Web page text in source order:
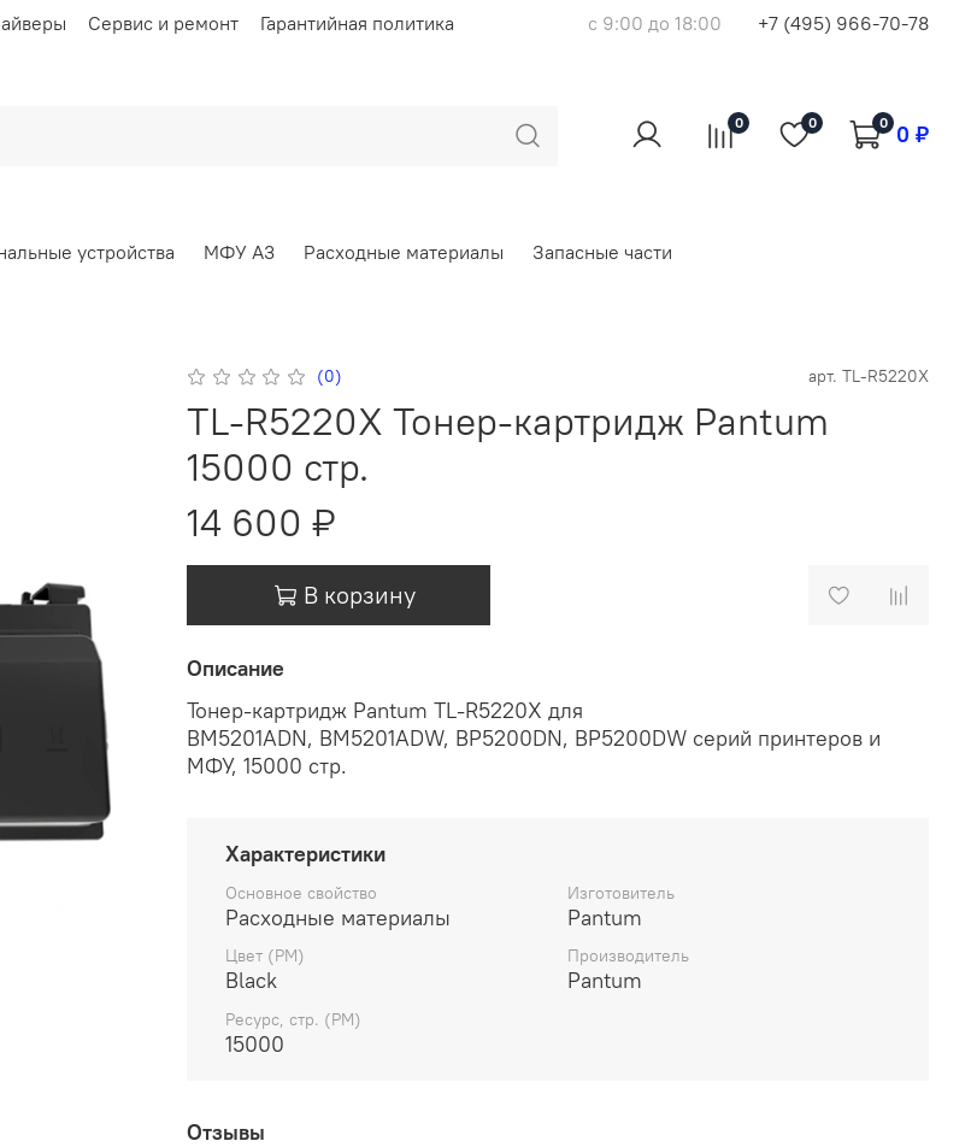
Сервис и ремонт Гарантийная политика с 9:00 до 18:00 +7 (495) 966-70-78
0 0 0 0 ₽
устройства МФУ А3 Расходные материалы Запасные части
(0) арт. TL-R5220X
TL-R5220X Тонер-картридж Pantum
15000 стр.
14 600 ₽
В корзину
Описание
Тонер-картридж Pantum TL-R5220X для
BM5201ADN, BM5201ADW, BP5200DN, BP5200DW серий принтеров и
МФУ, 15000 стр.
Характеристики
Основное свойство
Расходные материалы
Изготовитель
Pantum
Цвет (РМ)
Black
Производитель
Pantum
Ресурс, стр. (РМ)
15000
Отзывы